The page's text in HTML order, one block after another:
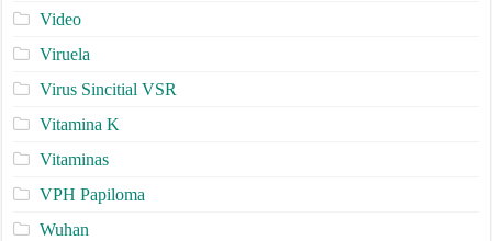
Video
Viruela
Virus Sincitial VSR
Vitamina K
Vitaminas
VPH Papiloma
Wuhan